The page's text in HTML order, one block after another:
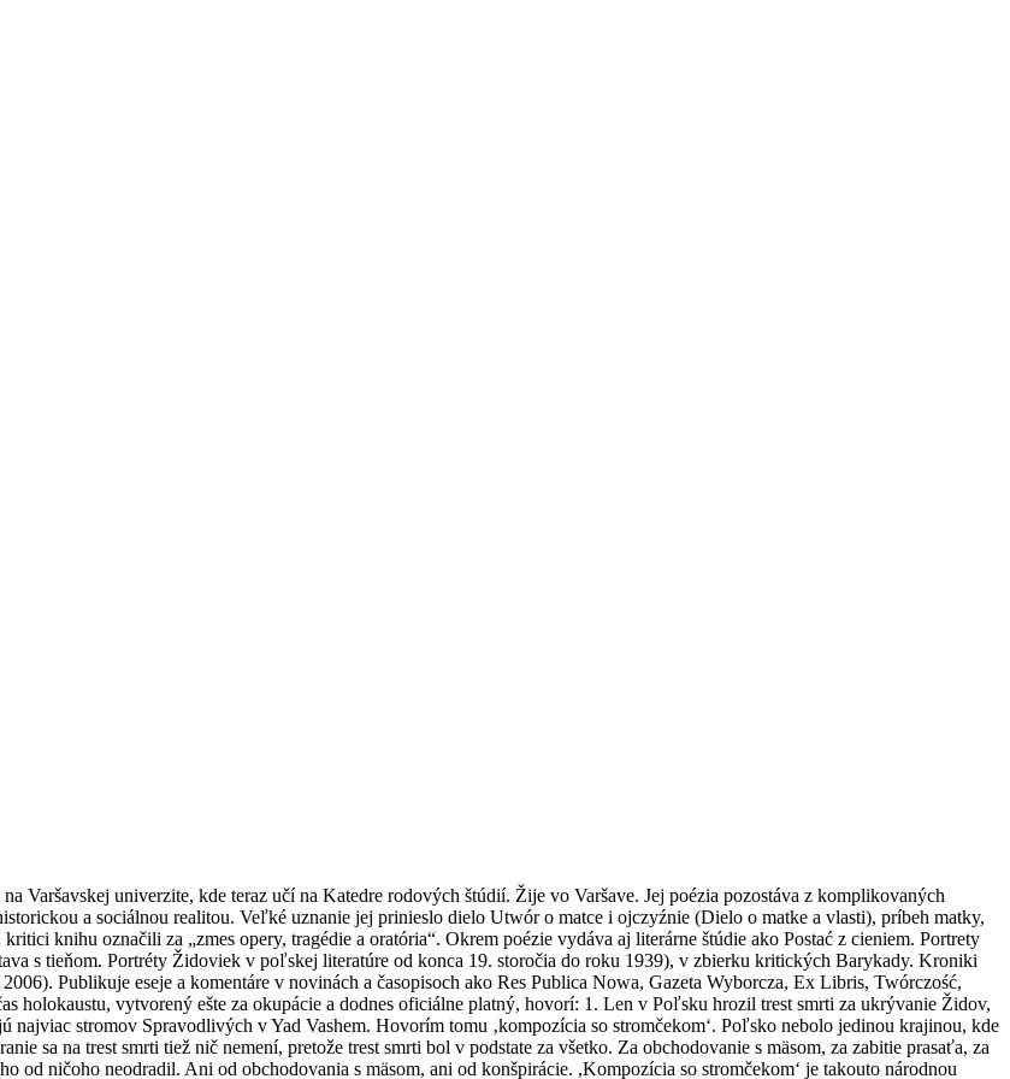
Varšavskej univerzite, kde teraz učí na Katedre rodových štúdií. Žije vo Varšave. Jej poézia pozostáva z komplikovaných
a sociálnou realitou. Veľké uznanie jej prinieslo dielo Utwór o matce i ojczyźnie (Dielo o matke a vlasti), príbeh matky,
knihu označili za „zmes opery, tragédie a oratória“. Okrem poézie vydáva aj literárne štúdie ako Postać z cieniem. Portrety
s tieňom. Portréty Židoviek v poľskej literatúre od konca 19. storočia do roku 1939), v zbierku kritických Barykady. Kroniki
Publikuje eseje a komentáre v novinách a časopisoch ako Res Publica Nowa, Gazeta Wyborcza, Ex Libris, Twórczość,
holokaustu, vytvorený ešte za okupácie a dodnes oficiálne platný, hovorí: 1. Len v Poľsku hrozil trest smrti za ukrývanie Židov,
stromov Spravodlivých v Yad Vashem. Hovorím tomu ‚kompozícia so stromčekom‘. Poľsko nebolo jedinou krajinou, kde
sa na trest smrti tiež nič nemení, pretože trest smrti bol v podstate za všetko. Za obchodovanie s mäsom, za zabitie prasaťa, za
od ničoho neodradil. Ani od obchodovania s mäsom, ani od konšpirácie. ,Kompozícia so stromčekom‘ je takouto národnou